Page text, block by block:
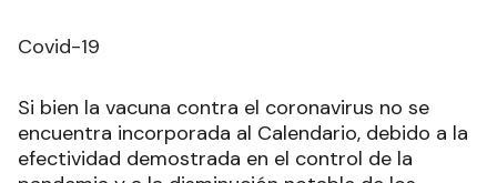
Covid-19
Si bien la vacuna contra el coronavirus no se
encuentra incorporada al Calendario, debido a la
efectividad demostrada en el control de la